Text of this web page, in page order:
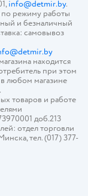
info@detmir.by.
по режиму работы
и безналичный
самовывоз
находится
при этом
любом магазине
товаров и работе
доб.213
отдел торговли
тел. (017) 377-